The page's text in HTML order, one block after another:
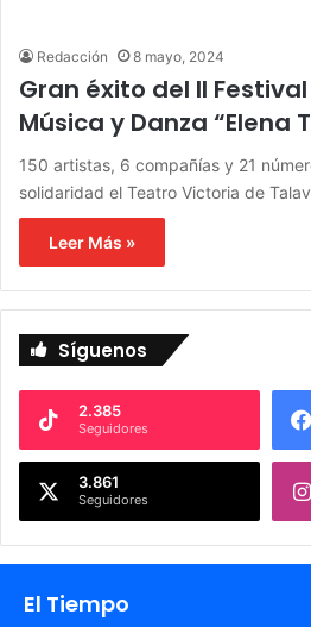
Redacción 8 mayo, 2024
Gran éxito del II
Música y Danza “Elena
150 artistas, 6 compañías y 21
solidaridad el Teatro Victoria de
Leer Más »
Síguenos
2.385
Seguidores
3.861
Seguidores
El Tiempo